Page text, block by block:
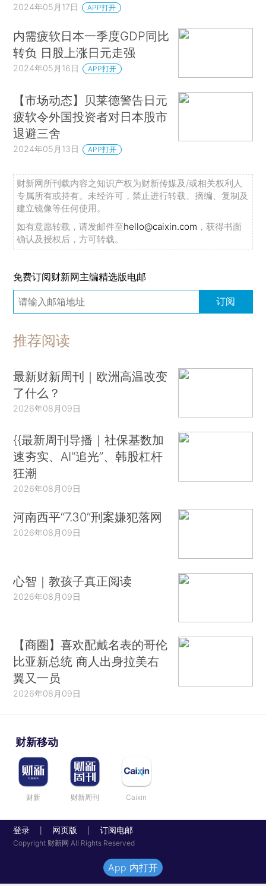
2024年05月17日 APP打开
内需疲软日本一季度GDP同比
转负 日股上涨日元走强
2024年05月16日 APP打开
【市场动态】贝莱德警告日元
疲软令外国投资者对日本股市
退避三舍
2024年05月13日 APP打开
财新网所刊载内容之知识产权为财新传媒及/或相关权利人
专属所有或持有。未经许可，禁止进行转载、摘编、复制及
建立镜像等任何使用。
如有意愿转载，请发邮件至hello@caixin.com ，获得书面
确认及授权后，方可转载。
免费订阅财新网主编精选版电邮
订阅
推荐阅读
最新财新周刊｜欧洲高温改变
了什么？
2026年08月09日
{{最新周刊导播｜社保基数加
速夯实、AI“追光”、韩股杠杆
狂潮
2026年08月09日
河南西平“7.30”刑案嫌犯落网
2026年08月09日
心智｜教孩子真正阅读
2026年08月09日
【商圈】喜欢配戴名表的哥伦
比亚新总统 商人出身拉美右
翼又一员
2026年08月09日
财新移动
财新 财新周刊 Caixin
登录 网页版 订阅电邮
Copyright 财新网 All Rights Reserved
App 内打开